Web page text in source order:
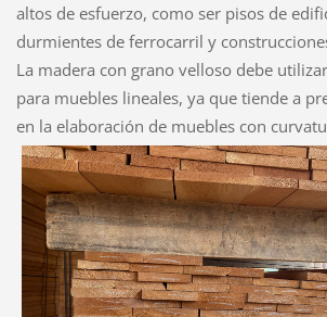
altos de esfuerzo, como ser pisos de
durmientes de ferrocarril y
La madera con grano velloso debe
para muebles lineales, ya que tiende a
en la elaboración de muebles con